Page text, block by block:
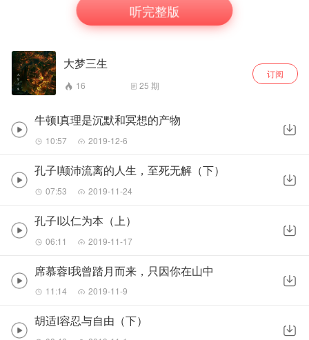
听完整版
大梦三生
16 25 期
订阅
牛顿I真理是沉默和冥想的产物
10:57 2019-12-6
孔子I颠沛流离的人生，至死无解（下）
07:53 2019-11-24
孔子I以仁为本（上）
06:11 2019-11-17
席慕蓉I我曾踏月而来，只因你在山中
11:14 2019-11-9
胡适I容忍与自由（下）